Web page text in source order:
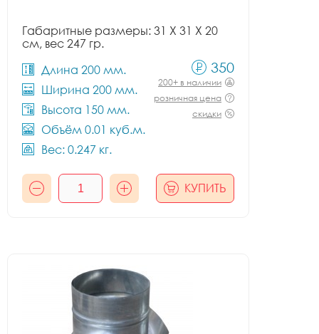
Габаритные размеры: 31 X 31 X 20
см, вес 247 гр.
Длина 200 мм.
Ширина 200 мм.
Высота 150 мм.
Объём 0.01 куб.м.
Вес: 0.247 кг.
350
200+ в наличии
розничная цена
скидки
КУПИТЬ